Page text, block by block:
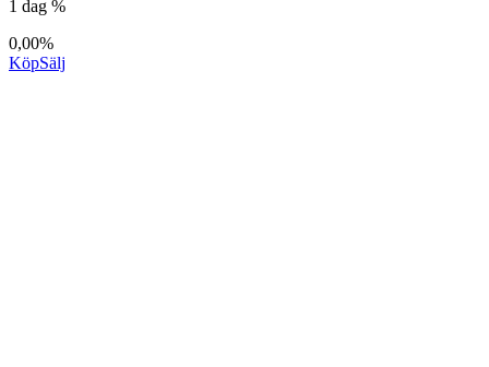
1 dag %
0,00%
KöpSälj